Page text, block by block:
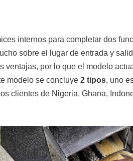
internos para completar dos
sobre el lugar de entrada y
ventajas, por lo que el modelo
modelo se concluye 2 tipos, uno
clientes de Nigeria, Ghana,